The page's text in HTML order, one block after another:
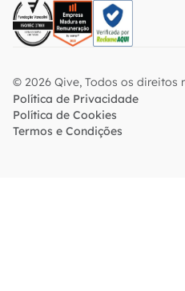
© 2026 Qive, Todos os direitos
Política de Privacidade
Política de Cookies
Termos e Condições